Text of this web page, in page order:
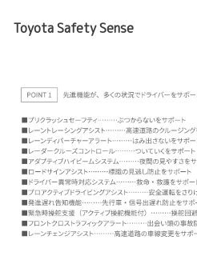
Toyota Safety Sense